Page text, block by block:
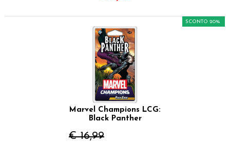
Marvel Champions LCG:
Black Panther
€ 16,99
SCONTO 20%